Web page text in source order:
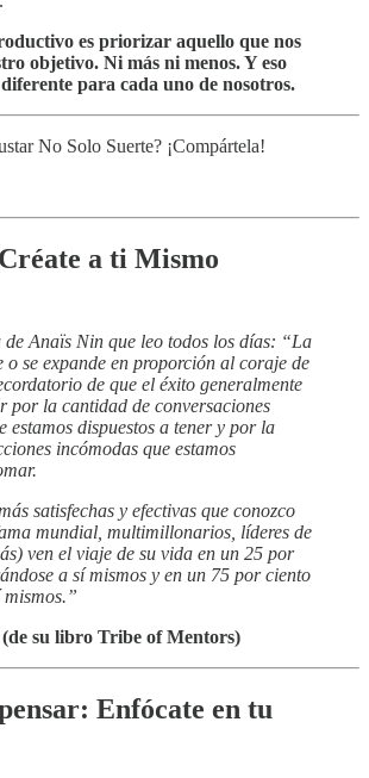
es priorizar aquello que nos
objetivo. Ni más ni menos. Y eso
para cada uno de nosotros.
No Solo Suerte? ¡Compártela!
a ti Mismo
Anaïs Nin que leo todos los días: “La
o se expande en proporción al coraje de
de que el éxito generalmente
por la cantidad de conversaciones
estamos dispuestos a tener y por la
incómodas que estamos
satisfechas y efectivas que conozco
mundial, multimillonarios, líderes de
ven el viaje de su vida en un 25 por
a sí mismos y en un 75 por ciento
mismos.”
su libro Tribe of Mentors)
Enfócate en tu